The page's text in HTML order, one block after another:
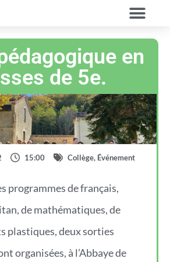
en
de 5e.
15:00 Collège, Événement
programmes de français,
de mathématiques, de
plastiques, deux sorties
organisées, à l’Abbaye de